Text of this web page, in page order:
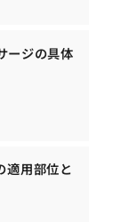
ージの具体
適用部位と